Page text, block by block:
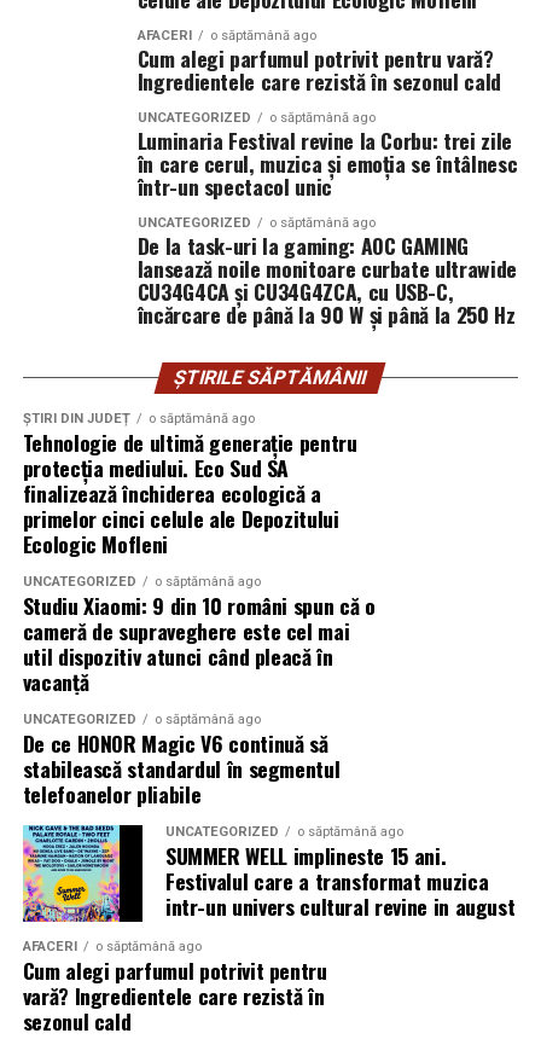
bilete de o zi la pretul de 351 lei pentru vineri si
sambata, respectiv 426.6 lei pentru duminica.
al experientelor care merg dincolo de muzica.
Editia aniversara marcheaza 15 ani in care festivalul a
devenit unul dintre cele mai importante repere ale verii,
un loc unde cultura pop, estetica contemporana si
muzica se intalnesc firesc.
In luna august, Domeniul Stirbey Voda devine din nou
locul in care soundtrack-ul verii se asculta, dar mai ales
Programul complet si detaliile logistice sunt disponibile
Instagram a festivalului @summerwellfest.
Summer Well 2026este un festival Orange, sustinut de
o serie de parteneri care dau forma si vibe universului
festivalului: glo™, ING, Peroni Nastro Azzurro, Ursus,
Bacardi, Martini, Hendrick’s Gin, Jack Daniel’s, Mega
Image, Pepsi, Fashion Days, alpro, Transalpina, vitamin
aqua, Lay’s, e-on, FABIZ, Bucharest Business School,
biciclop, syoss, Persil, Sensodyne, InterContinental
Athénée Palace, alka, Secom.
Abonamentele pot fi achizitionate de pe summerwell.ro,
la pretul de 513 lei + taxe. De asemenea, sunt disponibile
si bilete de o zi la pretul de 351 lei + taxe pentru vineri si
sambata, iar pentru duminica costul biletului este de
426 lei + taxe.
AFACERI o săptămână ago
Cum alegi parfumul potrivit pentru vară?
Ingredientele care rezistă în sezonul cald
UNCATEGORIZED o săptămână ago
Luminaria Festival revine la Corbu: trei zile
în care cerul, muzica și emoția se întâlnesc
într-un spectacol unic
UNCATEGORIZED o săptămână ago
De la task-uri la gaming: AOC GAMING
lansează noile monitoare curbate ultrawide
CU34G4CA și CU34G4ZCA, cu USB-C,
încărcare de până la 90 W și până la 250 Hz
ȘTIRILE SĂPTĂMÂNII
ȘTIRI DIN JUDEȚ o săptămână ago
Tehnologie de ultimă generație pentru
protecția mediului. Eco Sud SA
finalizează închiderea ecologică a
primelor cinci celule ale Depozitului
Ecologic Mofleni
UNCATEGORIZED o săptămână ago
Studiu Xiaomi: 9 din 10 români spun că o
cameră de supraveghere este cel mai
util dispozitiv atunci când pleacă în
vacanță
UNCATEGORIZED o săptămână ago
De ce HONOR Magic V6 continuă să
stabilească standardul în segmentul
telefoanelor pliabile
UNCATEGORIZED o săptămână ago
SUMMER WELL implineste 15 ani.
Festivalul care a transformat muzica
intr-un univers cultural revine in august
AFACERI o săptămână ago
Cum alegi parfumul potrivit pentru
vară? Ingredientele care rezistă în
sezonul cald